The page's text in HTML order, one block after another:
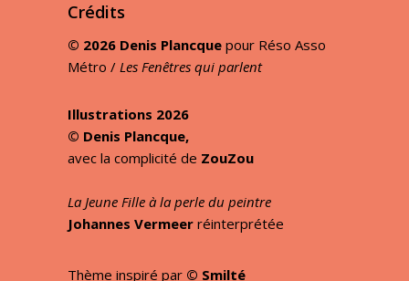
Crédits
© 2026 Denis Plancque pour Réso Asso
Métro / Les Fenêtres qui parlent
Illustrations 2026
© Denis Plancque,
avec la complicité de ZouZou
La Jeune Fille à la perle du peintre
Johannes Vermeer réinterprétée
Thème inspiré par © Smilté